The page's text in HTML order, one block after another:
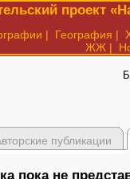
проект
| География |
ЖЖ |
публикации
пока не